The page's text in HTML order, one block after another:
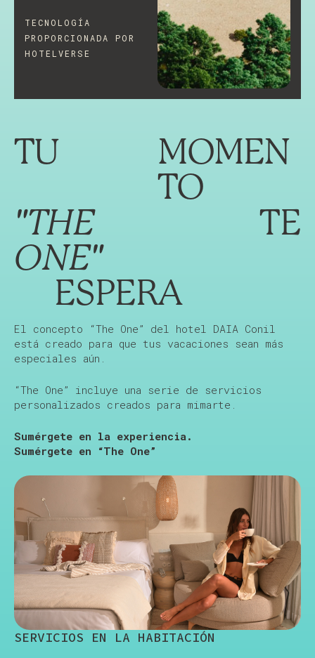
TECNOLOGÍA
PROPORCIONADA POR
HOTELVERSE
TU
MOMEN
TO
"THE
ONE"
TE
ESPERA
El concepto “The One” del hotel DAIA Conil
está creado para que tus vacaciones sean más
especiales aún.
“The One” incluye una serie de servicios
personalizados creados para mimarte.
Sumérgete en la experiencia.
Sumérgete en “The One”
SERVICIOS EN LA HABITACIÓN